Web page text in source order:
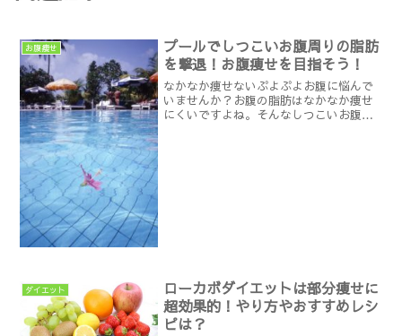
お腹痩せ
プールでしつこいお腹周りの脂肪
を撃退！お腹痩せを目指そう！
なかなか痩せないぷよぷよお腹に悩んで
いませんか？お腹の脂肪はなかなか痩せ
にくいですよね。そんなしつこいお腹の
ダイエット
ローカボダイエットは部分痩せに
超効果的！やり方やおすすめレシ
ピは？